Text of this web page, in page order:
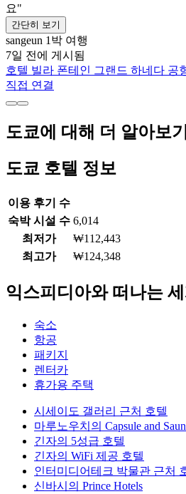
요"
간단히 보기
sangeun 1박 여행
7일 전에 게시됨
호텔 빌라 폰테인 그랜드 하네다 공
직접 연결
도쿄에 대해 더 알아보기
도쿄 호텔 정보
이용 후기 수
숙박 시설 수 6,014
최저가
₩112,443
최고가
₩124,348
익스피디아와 떠나는
숙소
항공
패키지
렌터카
휴가용 주택
시세이도 갤러리 근처 호텔
마루노우치의 Capsule and
긴자의 5성급 호텔
긴자의 WiFi 제공 호텔
인터미디어테크 박물관 근처
신바시의 Prince Hotels